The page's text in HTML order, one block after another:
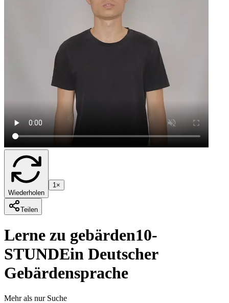
Wiederholen
1×
Teilen
Lerne zu gebärden10-
STUNDEin Deutscher
Gebärdensprache
Mehr als nur Suche